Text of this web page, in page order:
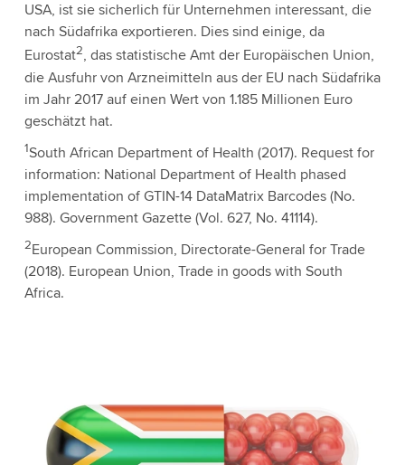
USA, ist sie sicherlich für Unternehmen interessant, die
nach Südafrika exportieren. Dies sind einige, da
Eurostat2, das statistische Amt der Europäischen Union,
die Ausfuhr von Arzneimitteln aus der EU nach Südafrika
im Jahr 2017 auf einen Wert von 1.185 Millionen Euro
geschätzt hat.
1South African Department of Health (2017). Request for
information: National Department of Health phased
implementation of GTIN-14 DataMatrix Barcodes (No.
988). Government Gazette (Vol. 627, No. 41114).
2European Commission, Directorate-General for Trade
(2018). European Union, Trade in goods with South
Africa.